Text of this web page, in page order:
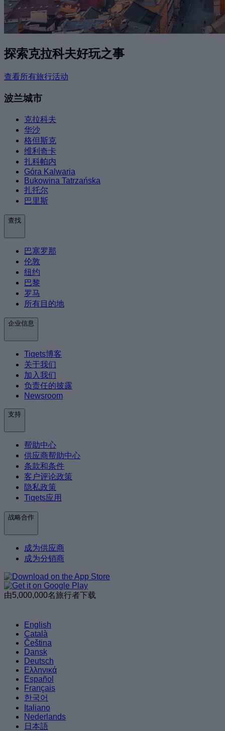
探索克拉科夫好玩之事
查看所有旅行活动
波兰城市
克拉科夫
华沙
格但斯克
维利奇卡
扎科帕内
Góra Kalwaria
Bukowina Tatrzańska
扎托尔
巴里斯
查找
巴塞罗那
伦敦
纽约
巴黎
罗马
所有目的地
企业信息
Tiqets博客
关于我们
加入我们
负责任的披露
Newsroom
支持
帮助中心
供应商帮助中心
条款和条件
客户评论政策
隐私政策
Tiqets应用
战略合作
成为供应商
成为分销商
由5,000,000名旅行者下载
English
Català
Čeština
Dansk
Deutsch
Ελληνικά
Español
Français
한국어
Italiano
Nederlands
日本語